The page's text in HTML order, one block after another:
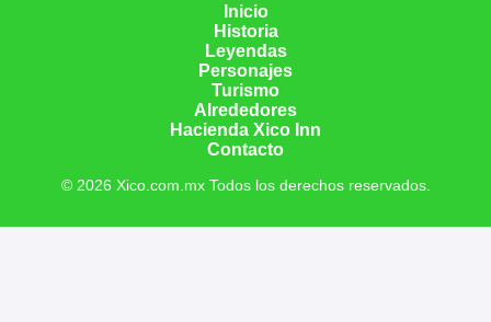
Inicio
Historia
Leyendas
Personajes
Turismo
Alrededores
Hacienda Xico Inn
Contacto
© 2026 Xico.com.mx Todos los derechos reservados.